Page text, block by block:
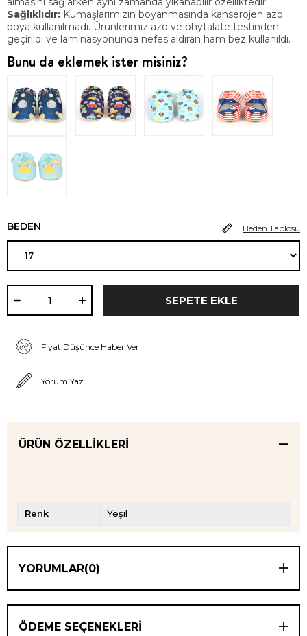
Sağlıklıdır: Kumaşlarımızın boyanmasında kanserojen azo
boya kullanılmadı. Ürünlerimiz azo ve phytalate testinden
geçirildi ve laminasyonunda nefes aldıran ham bez kullanıldı.
Bunu da eklemek ister misiniz?
BEDEN Beden Tablosu
Fiyat Düşünce Haber Ver
Yorum Yaz
ÜRÜN ÖZELLIKLERI
Renk Yeşil
YORUMLAR(0)
ÖDEME SEÇENEKLERI